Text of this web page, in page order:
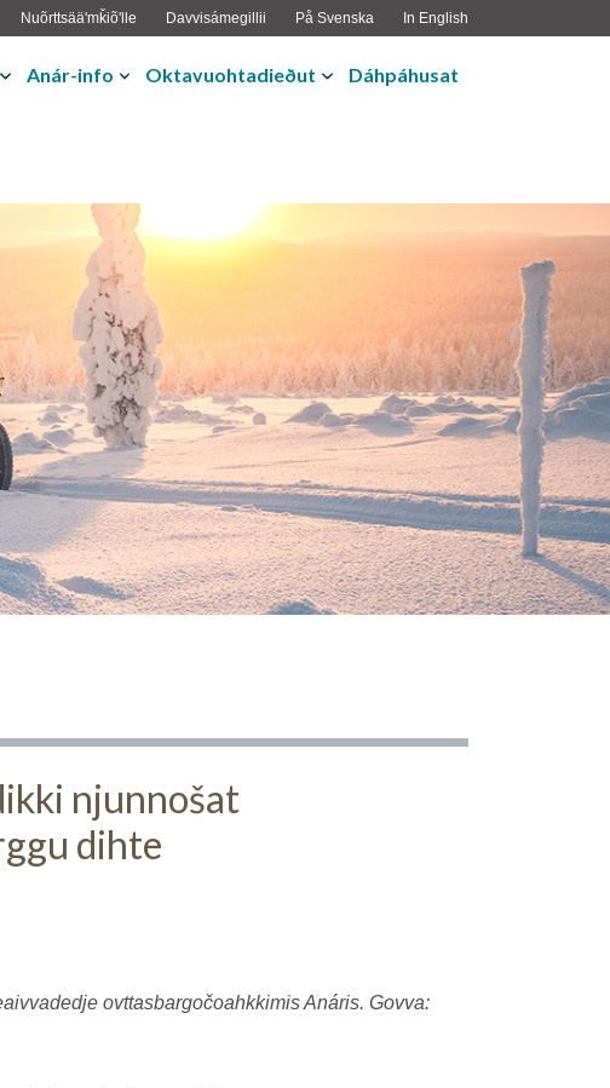
Nuõrttsääʹmǩiõʹlle Davvisámegillii På Svenska In English
Anár-info Oktavuohtadieðut Dáhpáhusat
njunnošat
dihte
ovttasbargočoahkkimis Anáris. Govva: